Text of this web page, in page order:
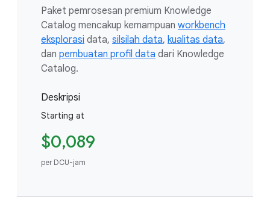
Paket pemrosesan premium Knowledge
Catalog mencakup kemampuan workbench
eksplorasi data, silsilah data, kualitas data,
dan pembuatan profil data dari Knowledge
Catalog.
Deskripsi
Starting at
$0,089
per DCU-jam